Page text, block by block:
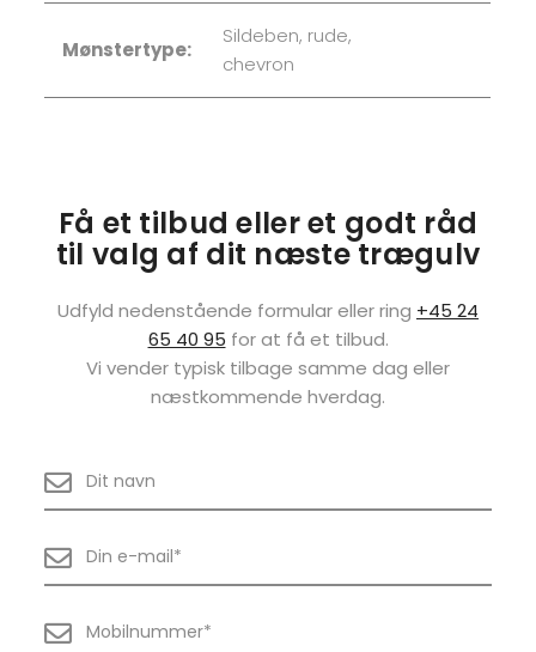
Mønstertype:
Sildeben, rude,
chevron
Få et tilbud eller et godt råd
til valg af dit næste trægulv
Udfyld nedenstående formular eller ring +45 24
65 40 95 for at få et tilbud.
Vi vender typisk tilbage samme dag eller
næstkommende hverdag.